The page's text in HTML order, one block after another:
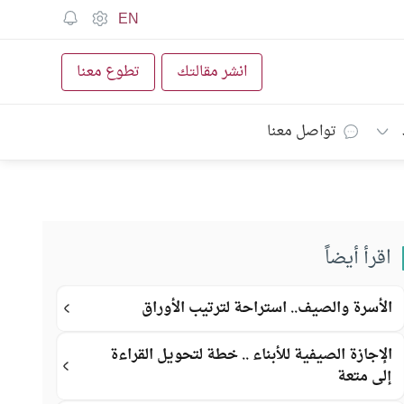
EN
انشر مقالتك تطوع معنا
تواصل معنا
اقرأ أيضاً
الأسرة والصيف.. استراحة لترتيب الأوراق
الإجازة الصيفية للأبناء .. خطة لتحويل القراءة
إلى متعة